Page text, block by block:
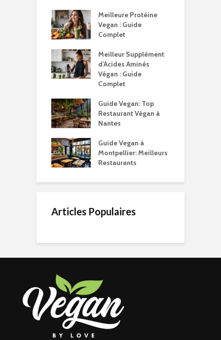
Meilleure Protéine
Vegan : Guide
Complet
Meilleur Supplément
d’Acides Aminés
Végan : Guide
Complet
Guide Vegan: Top
Restaurant Végan à
Nantes
Guide Vegan à
Montpellier: Meilleurs
Restaurants
Articles Populaires